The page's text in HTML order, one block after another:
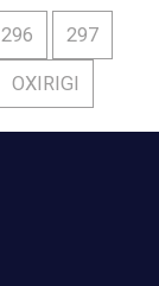
296 297
OXIRIGI